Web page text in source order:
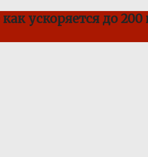
ускоряется до